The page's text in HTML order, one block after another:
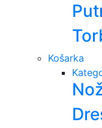
Košarka